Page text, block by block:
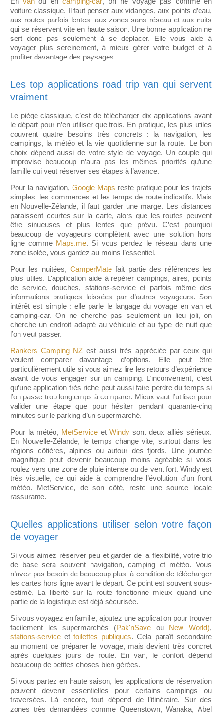
voiture classique. Il faut penser aux vidanges, aux points d’eau,
aux routes parfois lentes, aux zones sans réseau et aux nuits
qui se réservent vite en haute saison. Une bonne application ne
sert donc pas seulement à se déplacer. Elle vous aide à
voyager plus sereinement, à mieux gérer votre budget et à
profiter davantage des paysages.
Les top applications road trip van qui servent
vraiment
Le piège classique, c’est de télécharger dix applications avant
le départ pour n’en utiliser que trois. En pratique, les plus utiles
couvrent quatre besoins très concrets : la navigation, les
campings, la météo et la vie quotidienne sur la route. Le bon
choix dépend aussi de votre style de voyage. Un couple qui
improvise beaucoup n’aura pas les mêmes priorités qu’une
famille qui veut réserver ses étapes à l’avance.
Pour la navigation, Google Maps reste pratique pour les trajets
simples, les commerces et les temps de route indicatifs. Mais
en Nouvelle-Zélande, il faut garder une marge. Les distances
paraissent courtes sur la carte, alors que les routes peuvent
être sinueuses et plus lentes que prévu. C’est pourquoi
beaucoup de voyageurs complètent avec une solution hors
ligne comme Maps.me. Si vous perdez le réseau dans une
zone isolée, vous gardez au moins l’essentiel.
Pour les nuitées, CamperMate fait partie des références les
plus utiles. L’application aide à repérer campings, aires, points
de service, douches, stations-service et parfois même des
informations pratiques laissées par d’autres voyageurs. Son
intérêt est simple : elle parle le langage du voyage en van et
camping-car. On ne cherche pas seulement un lieu joli, on
cherche un endroit adapté au véhicule et au type de nuit que
l’on veut passer.
Rankers Camping NZ est aussi très appréciée par ceux qui
veulent comparer davantage d’options. Elle peut être
particulièrement utile si vous aimez lire les retours d’expérience
avant de vous engager sur un camping. L’inconvénient, c’est
qu’une application très riche peut aussi faire perdre du temps si
l’on passe trop longtemps à comparer. Mieux vaut l’utiliser pour
valider une étape que pour hésiter pendant quarante-cinq
minutes sur le parking d’un supermarché.
Pour la météo, MetService et Windy sont deux alliés sérieux.
En Nouvelle-Zélande, le temps change vite, surtout dans les
régions côtières, alpines ou autour des fjords. Une journée
magnifique peut devenir beaucoup moins agréable si vous
roulez vers une zone de pluie intense ou de vent fort. Windy est
très visuelle, ce qui aide à comprendre l’évolution d’un front
météo. MetService, de son côté, reste une source locale
rassurante.
Quelles applications utiliser selon votre façon
de voyager
Si vous aimez réserver peu et garder de la flexibilité, votre trio
de base sera souvent navigation, camping et météo. Vous
n’avez pas besoin de beaucoup plus, à condition de télécharger
les cartes hors ligne avant le départ. Ce point est souvent sous-
estimé. La liberté sur la route fonctionne mieux quand une
partie de la logistique est déjà sécurisée.
Si vous voyagez en famille, ajoutez une application pour trouver
facilement les supermarchés (Pak'nSave ou New World),
stations-service et toilettes publiques. Cela paraît secondaire
au moment de préparer le voyage, mais devient très concret
après quelques jours de route. En van, le confort dépend
beaucoup de petites choses bien gérées.
Si vous partez en haute saison, les applications de réservation
peuvent devenir essentielles pour certains campings ou
traversées. Là encore, tout dépend de l’itinéraire. Sur des
zones très demandées comme Queenstown, Wanaka, Abel